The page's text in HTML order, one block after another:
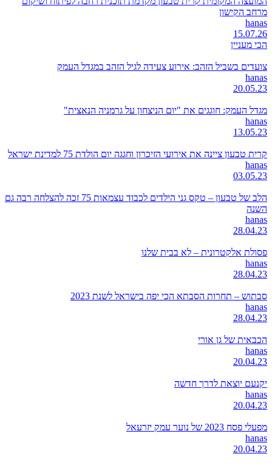
מרחב הקישון
hanas
15.07.26
הכי מעניין
צועדים בשביל הזהב: אירוע צעידה לגיל הזהב במגדל העמק
hanas
20.05.23
מגדל העמק: חוגגים את "יום הניצחון על גרמניה הנאצית"
hanas
13.05.23
קרית טבעון ציינה את אירועי הזיכרון וחגגה יום הולדת 75 למדינת ישראל
hanas
03.05.23
הלב של טבעון – טקס גני הילדים לכבוד עצמאות 75 זכה להצלחה רבה גם
השנה
hanas
28.04.23
פסולת אלקטרונית – לא בבית שלנו
hanas
28.04.23
סבתוש – תחרות הסבתא הכי יפה בישראל לשנת 2023
hanas
28.04.23
הכבאית של גן אורי
hanas
20.04.23
יקנעם יוצאת לדרך חדשה
hanas
20.04.23
מפעלי פסח 2023 של נוער עמק יזרעאל
hanas
20.04.23